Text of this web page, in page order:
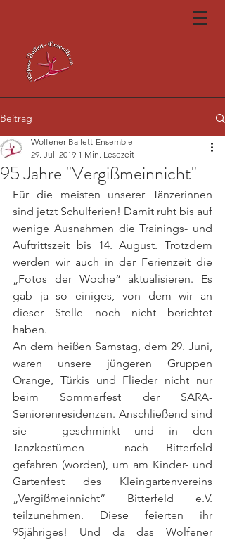
Beitrag
95 Jahre "Vergißmeinnicht"
Wolfener Ballett-Ensemble
29. Juli 2019 1 Min. Lesezeit
Für die meisten unserer Tänzerinnen
sind jetzt Schulferien! Damit ruht bis auf
wenige Ausnahmen die Trainings- und
Auftrittszeit bis 14. August. Trotzdem
werden wir auch in der Ferienzeit die
„Fotos der Woche“ aktualisieren. Es
gab ja so einiges, von dem wir an
dieser Stelle noch nicht berichtet
haben.
An dem heißen Samstag, dem 29. Juni,
waren unsere jüngeren Gruppen
Orange, Türkis und Flieder nicht nur
beim Sommerfest der SARA-
Seniorenresidenzen. Anschließend sind
sie – geschminkt und in den
Tanzkostümen – nach Bitterfeld
gefahren (worden), um am Kinder- und
Gartenfest des Kleingartenvereins
„Vergißmeinnicht“ Bitterfeld e.V.
teilzunehmen. Diese feierten ihr
95jähriges! Und da das Wolfener